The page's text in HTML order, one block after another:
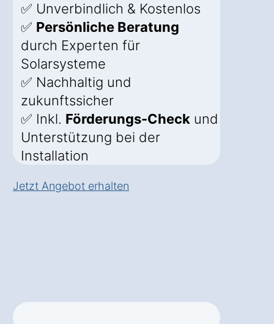
✅ Unverbindlich & Kostenlos
✅ Persönliche Beratung
durch Experten für
Solarsysteme
✅ Nachhaltig und
zukunftssicher
✅ Inkl. Förderungs-Check und
Unterstützung bei der
Installation
Jetzt Angebot erhalten